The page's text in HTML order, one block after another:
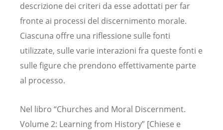
descrizione dei criteri da esse adottati per far
fronte ai processi del discernimento morale.
Ciascuna offre una riflessione sulle fonti
utilizzate, sulle varie interazioni fra queste fonti e
sulle figure che prendono effettivamente parte
al processo.
Nel libro “Churches and Moral Discernment.
Volume 2: Learning from History” [Chiese e